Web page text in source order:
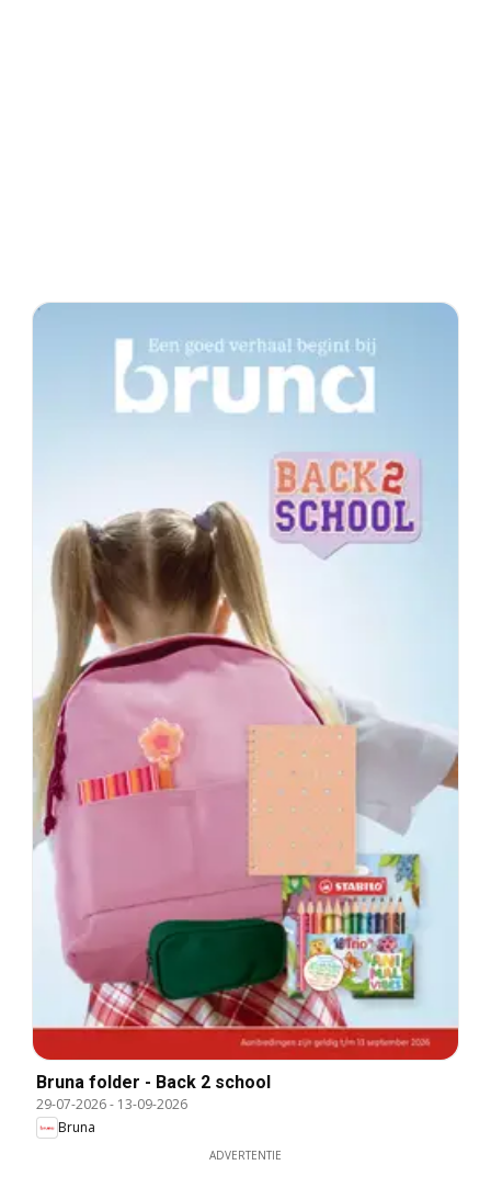
Bruna folder - Back 2 school
29-07-2026- 13-09-2026
Bruna
ADVERTENTIE